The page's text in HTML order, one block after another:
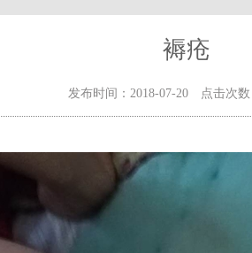
褥疮
发布时间：2018-07-20 点击次数